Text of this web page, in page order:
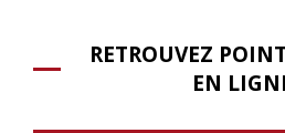
RETROUVEZ
EN